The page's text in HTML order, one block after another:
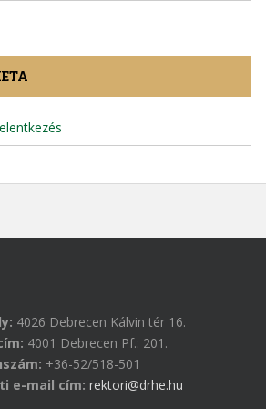
4026 Debrecen Kálvin tér 16.
4001 Debrecen Pf.: 201.
+36-52/518-501
e-mail cím: rektori@drhe.hu